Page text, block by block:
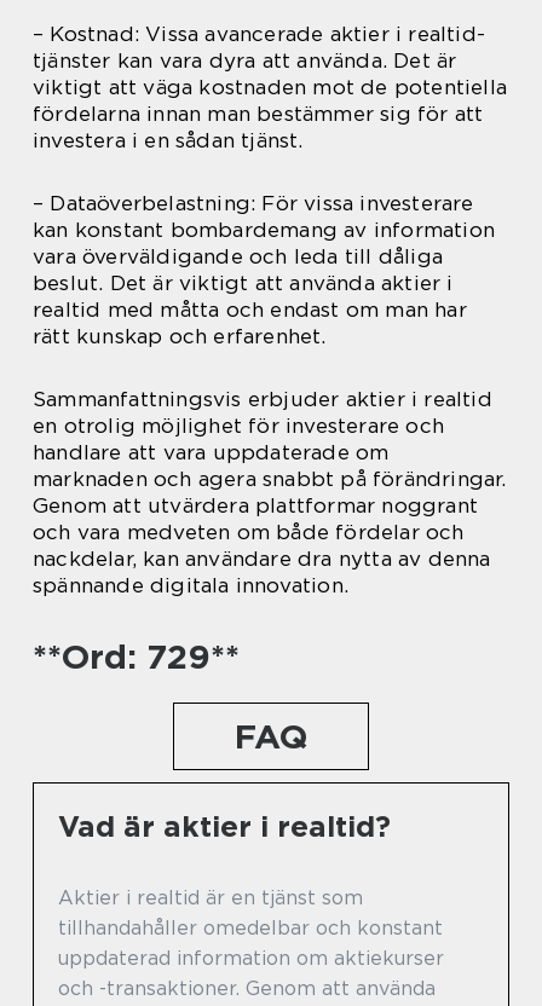
– Kostnad: Vissa avancerade aktier i realtid-
tjänster kan vara dyra att använda. Det är
viktigt att väga kostnaden mot de potentiella
fördelarna innan man bestämmer sig för att
investera i en sådan tjänst.
– Dataöverbelastning: För vissa investerare
kan konstant bombardemang av information
vara överväldigande och leda till dåliga
beslut. Det är viktigt att använda aktier i
realtid med måtta och endast om man har
rätt kunskap och erfarenhet.
Sammanfattningsvis erbjuder aktier i realtid
en otrolig möjlighet för investerare och
handlare att vara uppdaterade om
marknaden och agera snabbt på förändringar.
Genom att utvärdera plattformar noggrant
och vara medveten om både fördelar och
nackdelar, kan användare dra nytta av denna
spännande digitala innovation.
**Ord: 729**
FAQ
Vad är aktier i realtid?
Aktier i realtid är en tjänst som
tillhandahåller omedelbar och konstant
uppdaterad information om aktiekurser
och -transaktioner. Genom att använda